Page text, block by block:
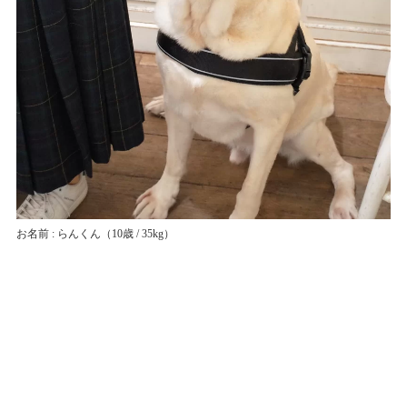
お名前 : らんくん （10歳 / 35kg）